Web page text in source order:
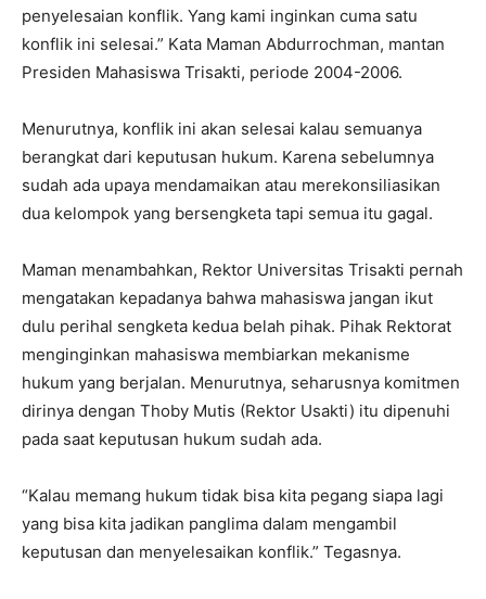
penyelesaian konflik. Yang kami inginkan cuma satu
konflik ini selesai.” Kata Maman Abdurrochman, mantan
Presiden Mahasiswa Trisakti, periode 2004-2006.
Menurutnya, konflik ini akan selesai kalau semuanya
berangkat dari keputusan hukum. Karena sebelumnya
sudah ada upaya mendamaikan atau merekonsiliasikan
dua kelompok yang bersengketa tapi semua itu gagal.
Maman menambahkan, Rektor Universitas Trisakti pernah
mengatakan kepadanya bahwa mahasiswa jangan ikut
dulu perihal sengketa kedua belah pihak. Pihak Rektorat
menginginkan mahasiswa membiarkan mekanisme
hukum yang berjalan. Menurutnya, seharusnya komitmen
dirinya dengan Thoby Mutis (Rektor Usakti) itu dipenuhi
pada saat keputusan hukum sudah ada.
“Kalau memang hukum tidak bisa kita pegang siapa lagi
yang bisa kita jadikan panglima dalam mengambil
keputusan dan menyelesaikan konflik.” Tegasnya.